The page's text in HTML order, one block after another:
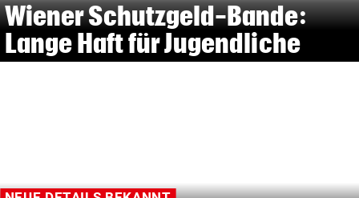
Wiener Schutzgeld-Bande:
Lange Haft für Jugendliche